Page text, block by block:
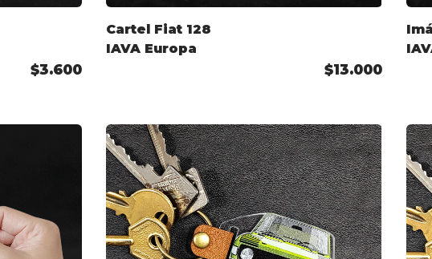
$3.600
Cartel Fiat 128
IAVA Europa
$13.000